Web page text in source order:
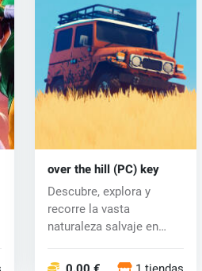
over the hill (PC) key
Descubre, explora y
recorre la vasta
naturaleza salvaje en